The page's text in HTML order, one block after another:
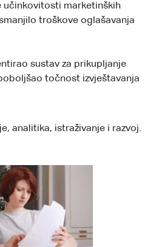
učinkovitosti marketinških
troškove oglašavanja
sustav za prikupljanje
točnost izvještavanja
analitika, istraživanje i razvoj.